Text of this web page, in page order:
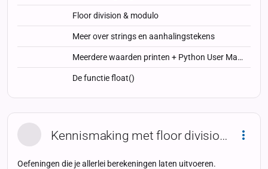
Floor division & modulo
Meer over strings en aanhalingstekens
Meerdere waarden printen + Python User Manual
De functie float()
Kennismaking met floor division en modulo
Oefeningen die je allerlei berekeningen laten uitvoeren.